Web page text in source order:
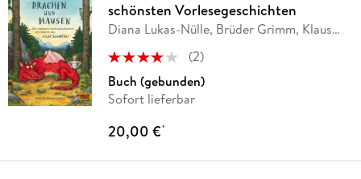
schönsten Vorlesegeschichten
Diana Lukas-Nülle, Brüder Grimm, Klaus
(2)
Buch (gebunden)
Sofort lieferbar
20,00 €*